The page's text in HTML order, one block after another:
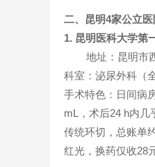
二、昆明4家公立
1. 昆明医科大学第
地址：昆明市
科室：泌尿外科（
手术特色：日间病
mL，术后24 h内几
传统环切，总账单
红光，换药仅收28